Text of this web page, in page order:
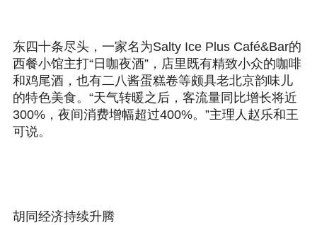
东四十条尽头，一家名为Salty Ice Plus Café&Bar的
西餐小馆主打“日咖夜酒”，店里既有精致小众的咖啡
和鸡尾酒，也有二八酱蛋糕卷等颇具老北京韵味儿
的特色美食。“天气转暖之后，客流量同比增长将近
300%，夜间消费增幅超过400%。”主理人赵乐和王
可说。
胡同经济持续升腾